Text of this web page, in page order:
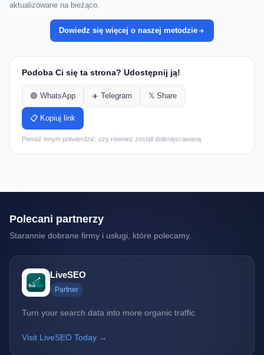
aktualizowane na bieżąco.
Dowiedz się więcej o naszej metodzie
Podoba Ci się ta strona? Udostępnij ją!
🟢 WhatsApp ✈️ Telegram 𝕏 Share
📋 Kopiuj link
Pomóż innym potwierdzić, czy również zostali dotknięci awarią.
Polecani partnerzy
Starannie dobrane firmy i usługi, które polecamy.
LiveSEO
Partner
Turn your search data into more organic traffic
Visit LiveSEO Today →